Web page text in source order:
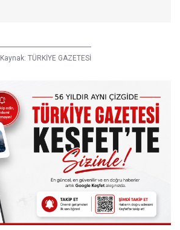
Kaynak: TÜRKİYE GAZETESİ